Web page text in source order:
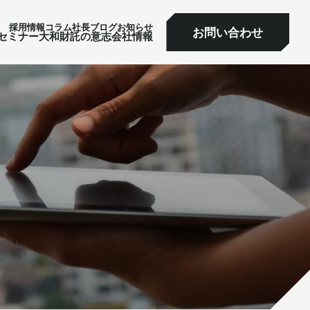
採⽤情報コラム社⻑ブログお知らせ
ミナー大和財託の意志会社情報 お問い合わせ
サービス一覧へ
サービス一覧へ
ナー大和財託の意志会社情報 お問い合わせ